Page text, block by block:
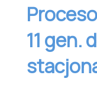
11 gen.